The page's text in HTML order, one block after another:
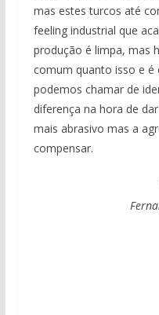
mas estes turcos até
feeling industrial que
produção é limpa, mas
comum quanto isso e é
podemos chamar de
diferença na hora de
mais abrasivo mas a
compensar.